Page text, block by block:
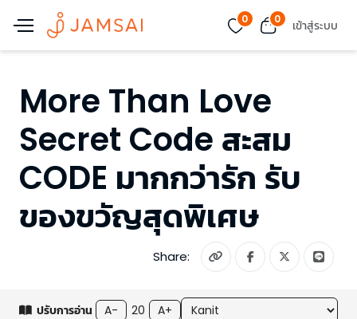
0 0 เข้าสู่ระบบ
More Than Love
Secret Code สะสม
CODE มากกว่ารัก รับ
ของขวัญสุดพิเศษ
Share:
ปรับการอ่าน A- 20 A+